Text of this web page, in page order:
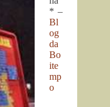
* –
Bl
og
da
Bo
ite
mp
o